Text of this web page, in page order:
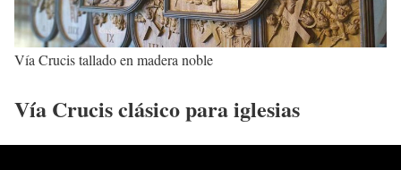
Vía Crucis tallado en madera noble
Vía Crucis clásico para iglesias